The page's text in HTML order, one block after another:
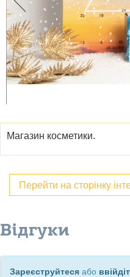
Магазин косметики.
Перейти на сторінку
Відгуки
Зареєструйтеся або